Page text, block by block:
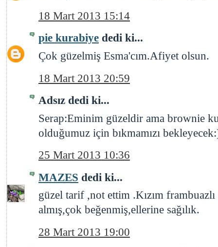
18 Mart 2013 15:14
pie kurabiye dedi ki...
Çok güzelmiş Esma'cım.Afiyet olsun.
18 Mart 2013 20:59
Adsız dedi ki...
Serap:Eminim güzeldir ama brownie
olduğumuz için bıkmamızı
25 Mart 2013 10:36
MAZES dedi ki...
güzel tarif ,not ettim .Kızım
almış,çok beğenmiş,ellerine sağılık.
28 Mart 2013 19:00